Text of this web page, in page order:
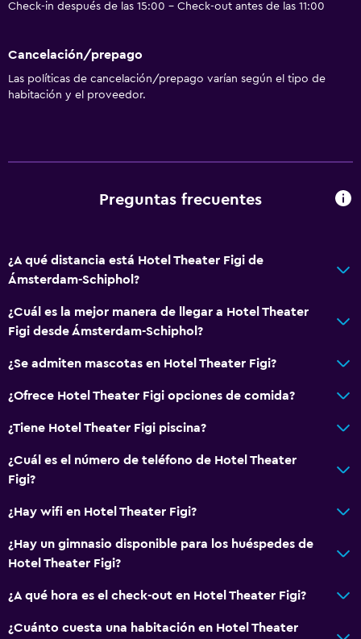
Check-in después de las 15:00 - Check-out antes de las 11:00
Cancelación/prepago
Las políticas de cancelación/prepago varían según el tipo de
habitación y el proveedor.
Preguntas frecuentes
¿A qué distancia está Hotel Theater Figi de
Ámsterdam-Schiphol?
¿Cuál es la mejor manera de llegar a Hotel Theater
Figi desde Ámsterdam-Schiphol?
¿Se admiten mascotas en Hotel Theater Figi?
¿Ofrece Hotel Theater Figi opciones de comida?
¿Tiene Hotel Theater Figi piscina?
¿Cuál es el número de teléfono de Hotel Theater
Figi?
¿Hay wifi en Hotel Theater Figi?
¿Hay un gimnasio disponible para los huéspedes de
Hotel Theater Figi?
¿A qué hora es el check-out en Hotel Theater Figi?
¿Cuánto cuesta una habitación en Hotel Theater